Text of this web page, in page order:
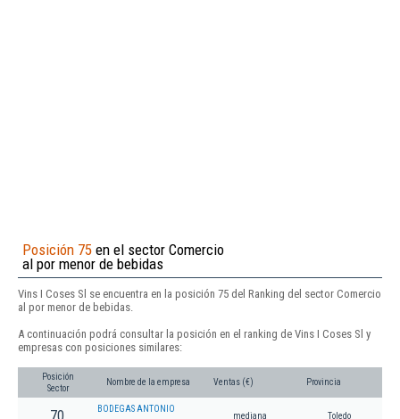
Posición 75 en el sector Comercio
al por menor de bebidas
Vins I Coses Sl se encuentra en la posición 75 del Ranking del sector Comercio
al por menor de bebidas.
A continuación podrá consultar la posición en el ranking de Vins I Coses Sl y
empresas con posiciones similares:
Posición
Sector
Nombre de la empresa Ventas (€) Provincia
BODEGAS ANTONIO
mediana Toledo